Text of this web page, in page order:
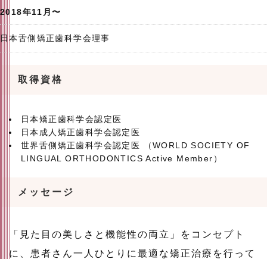
2018年11月〜
日本舌側矯正歯科学会理事
取得資格
日本矯正歯科学会認定医
日本成人矯正歯科学会認定医
世界舌側矯正歯科学会認定医 （WORLD SOCIETY OF
LINGUAL ORTHODONTICS Active Member）
メッセージ
「見た目の美しさと機能性の両立」をコンセプト
に、患者さん一人ひとりに最適な矯正治療を行って